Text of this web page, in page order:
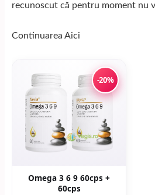
recunoscut că pentru moment nu
Continuarea Aici
-20%
Omega 3 6 9 60cps +
60cps